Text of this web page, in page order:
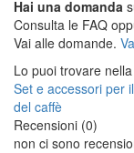
Hai una domanda
Consulta le FAQ
Vai alle domande.
Lo puoi trovare
Set e accessori per
del caffè
Recensioni (0)
non ci sono